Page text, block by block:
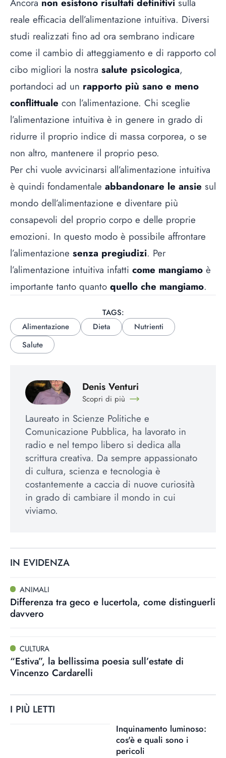
Ancora non esistono risultati definitivi sulla
reale efficacia dell’alimentazione intuitiva. Diversi
studi realizzati fino ad ora sembrano indicare
come il cambio di atteggiamento e di rapporto col
cibo migliori la nostra salute psicologica,
portandoci ad un rapporto più sano e meno
conflittuale con l’alimentazione. Chi sceglie
l’alimentazione intuitiva è in genere in grado di
ridurre il proprio indice di massa corporea, o se
non altro, mantenere il proprio peso.
Per chi vuole avvicinarsi all’alimentazione intuitiva
è quindi fondamentale abbandonare le ansie sul
mondo dell’alimentazione e diventare più
consapevoli del proprio corpo e delle proprie
emozioni. In questo modo è possibile affrontare
l’alimentazione senza pregiudizi. Per
l’alimentazione intuitiva infatti come mangiamo è
importante tanto quanto quello che mangiamo.
TAGS:
Alimentazione
Dieta
Nutrienti
Salute
Denis Venturi
Scopri di più
Laureato in Scienze Politiche e
Comunicazione Pubblica, ha lavorato in
radio e nel tempo libero si dedica alla
scrittura creativa. Da sempre appassionato
di cultura, scienza e tecnologia è
costantemente a caccia di nuove curiosità
in grado di cambiare il mondo in cui
viviamo.
IN EVIDENZA
ANIMALI
Differenza tra geco e lucertola, come distinguerli
davvero
CULTURA
“Estiva”, la bellissima poesia sull’estate di
Vincenzo Cardarelli
I PIÙ LETTI
Inquinamento luminoso:
cos'è e quali sono i
pericoli